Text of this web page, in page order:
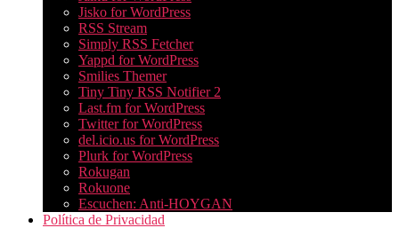
Jisko for WordPress
RSS Stream
Simply RSS Fetcher
Yappd for WordPress
Smilies Themer
Tiny Tiny RSS Notifier 2
Last.fm for WordPress
Twitter for WordPress
del.icio.us for WordPress
Plurk for WordPress
Rokugan
Rokuone
Escuchen: Anti-HOYGAN
Política de Privacidad